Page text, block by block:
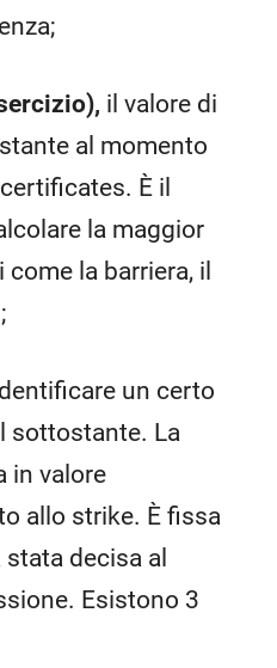
il valore di
al momento
È il
la maggior
la barriera, il
un certo
sottostante. La
in valore
allo strike. È fissa
decisa al
Esistono 3